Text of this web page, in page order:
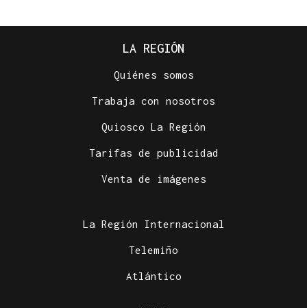
LA REGIÓN
Quiénes somos
Trabaja con nosotros
Quiosco La Región
Tarifas de publicidad
Venta de imágenes
La Región Internacional
Telemiño
Atlántico